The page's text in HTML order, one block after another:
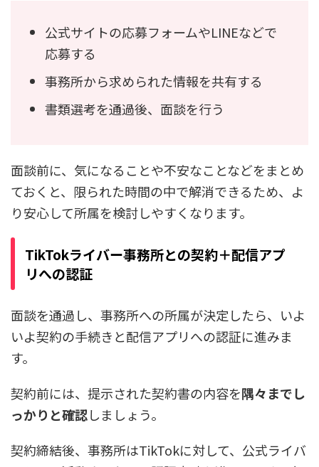
公式サイトの応募フォームやLINEなどで
応募する
事務所から求められた情報を共有する
書類選考を通過後、面談を行う
面談前に、気になることや不安なことなどをまとめ
ておくと、限られた時間の中で解消できるため、よ
り安心して所属を検討しやすくなります。
TikTokライバー事務所との契約＋配信アプ
リへの認証
面談を通過し、事務所への所属が決定したら、いよ
いよ契約の手続きと配信アプリへの認証に進みま
す。
契約前には、提示された契約書の内容を隅々までし
っかりと確認しましょう。
契約締結後、事務所はTikTokに対して、公式ライバ